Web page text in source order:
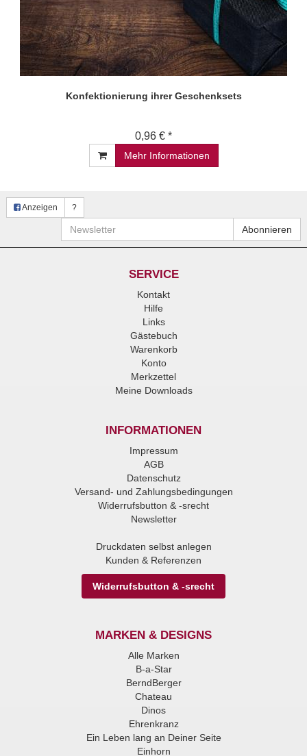
Konfektionierung ihrer Geschenksets
0,96 € *
Mehr Informationen
Anzeigen ?
Newsletter Abonnieren
SERVICE
Kontakt
Hilfe
Links
Gästebuch
Warenkorb
Konto
Merkzettel
Meine Downloads
INFORMATIONEN
Impressum
AGB
Datenschutz
Versand- und Zahlungsbedingungen
Widerrufsbutton & -srecht
Newsletter
Druckdaten selbst anlegen
Kunden & Referenzen
Widerrufsbutton & -srecht
MARKEN & DESIGNS
Alle Marken
B-a-Star
BerndBerger
Chateau
Dinos
Ehrenkranz
Ein Leben lang an Deiner Seite
Einhorn